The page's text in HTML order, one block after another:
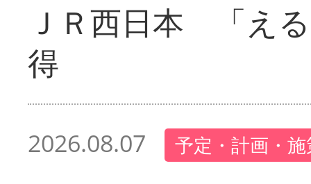
ＪＲ西日本 「え
得
2026.08.07 予定・計画・